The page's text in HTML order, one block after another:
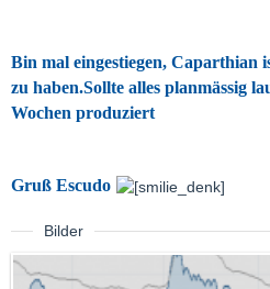
Bin mal eingestiegen, Caparthian
zu haben.Sollte alles planmässig
Wochen produziert
Gruß Escudo
Bilder